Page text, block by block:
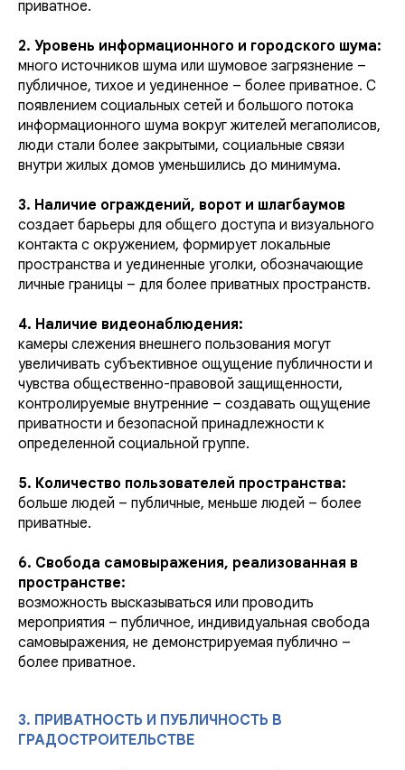
приватное.
2. Уровень информационного и городского шума:
много источников шума или шумовое загрязнение –
публичное, тихое и уединенное – более приватное. С
появлением социальных сетей и большого потока
информационного шума вокруг жителей мегаполисов,
люди стали более закрытыми, социальные связи
внутри жилых домов уменьшились до минимума.
3. Наличие ограждений, ворот и шлагбаумов
создает барьеры для общего доступа и визуального
контакта с окружением, формирует локальные
пространства и уединенные уголки, обозначающие
личные границы – для более приватных пространств.
4. Наличие видеонаблюдения:
камеры слежения внешнего пользования могут
увеличивать субъективное ощущение публичности и
чувства общественно-правовой защищенности,
контролируемые внутренние – создавать ощущение
приватности и безопасной принадлежности к
определенной социальной группе.
5. Количество пользователей пространства:
больше людей – публичные, меньше людей – более
приватные.
6. Свобода самовыражения, реализованная в
пространстве:
возможность высказываться или проводить
мероприятия – публичное, индивидуальная свобода
самовыражения, не демонстрируемая публично –
более приватное.
3. ПРИВАТНОСТЬ И ПУБЛИЧНОСТЬ В
ГРАДОСТРОИТЕЛЬСТВЕ